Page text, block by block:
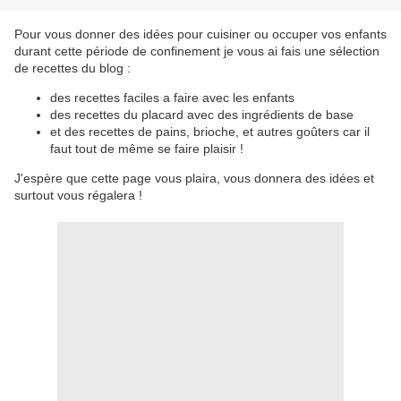
Pour vous donner des idées pour cuisiner ou occuper vos enfants
durant cette période de confinement je vous ai fais une sélection
de recettes du blog :
des recettes faciles a faire avec les enfants
des recettes du placard avec des ingrédients de base
et des recettes de pains, brioche, et autres goûters car il
faut tout de même se faire plaisir !
J'espère que cette page vous plaira, vous donnera des idées et
surtout vous régalera !